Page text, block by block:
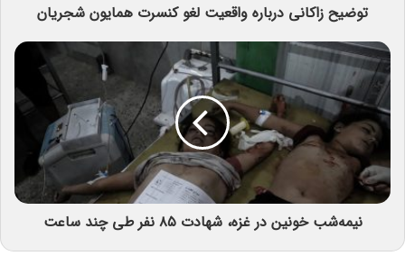
توضیح زاکانی درباره واقعیت لغو کنسرت همایون شجریان
نیمه‌شب خونین در غزه، شهادت ۸۵ نفر طی چند ساعت